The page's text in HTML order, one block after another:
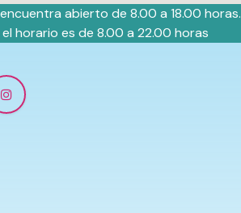
abierto de 8.00 a 18.00 horas.
horario es de 8.00 a 22.00 horas